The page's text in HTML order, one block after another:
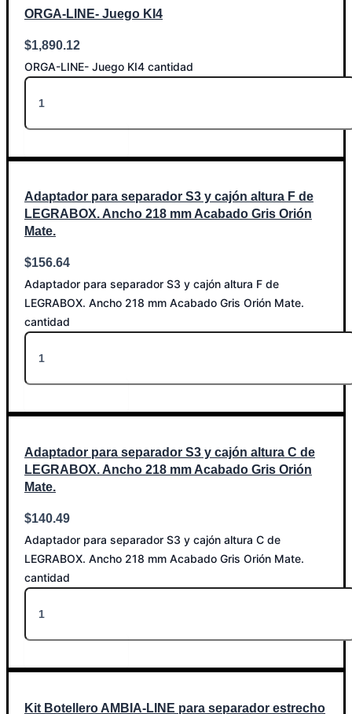
ORGA-LINE- Juego KI4
$1,890.12
ORGA-LINE- Juego KI4 cantidad
Adaptador para separador S3 y cajón altura F de
LEGRABOX. Ancho 218 mm Acabado Gris Orión
Mate.
$156.64
Adaptador para separador S3 y cajón altura F de
LEGRABOX. Ancho 218 mm Acabado Gris Orión Mate.
cantidad
Adaptador para separador S3 y cajón altura C de
LEGRABOX. Ancho 218 mm Acabado Gris Orión
Mate.
$140.49
Adaptador para separador S3 y cajón altura C de
LEGRABOX. Ancho 218 mm Acabado Gris Orión Mate.
cantidad
Kit Botellero AMBIA-LINE para separador estrecho